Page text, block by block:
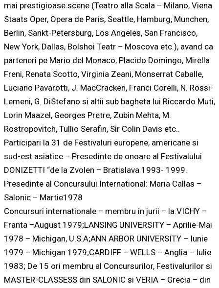
mai prestigioase scene (Teatro alla Scala – Milano, Viena
Staats Oper, Opera de Paris, Seattle, Hamburg, Munchen,
Berlin, Sankt-Petersburg, Los Angeles, San Francisco,
New York, Dallas, Bolshoi Teatr – Moscova etc.), avand ca
parteneri pe Mario del Monaco, Placido Domingo, Mirella
Freni, Renata Scotto, Virginia Zeani, Monserrat Caballe,
Luciano Pavarotti, J. MacCracken, Franci Corelli, N. Rossi-
Lemeni, G. DiStefano si altii sub bagheta lui Riccardo Muti,
Lorin Maazel, Georges Pretre, Zubin Mehta, M.
Rostropovitch, Tullio Serafin, Sir Colin Davis etc..
Participari la 31 de Festivaluri europene, americane si
sud-est asiatice – Presedinte de onoare al Festivalului
DONIZETTI “de la Zvolen – Bratislava 1993- 1999.
Presedinte al Concursului International: Maria Callas –
Salonic – Martie1978
Concursuri internationale – membru in jurii – la:VICHY –
Franta –August 1979;LANSING UNIVERSITY – Aprilie-Mai
1978 – Michigan, U.S.A;ANN ARBOR UNIVERSITY – Iunie
1979 – Michigan 1979;CARDIFF – WELLS – Anglia – Iulie
1983; De 15 ori membru al Concursurilor, Festivalurilor si
MASTER-CLASSESS din SALONIC si VERIA – Grecia – din